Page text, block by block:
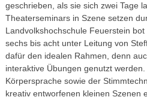
geschrieben, als sie sich zwei Tage
Theaterseminars in Szene setzen
Landvolkshochschule Feuerstein
sechs bis acht unter Leitung von
dafür den idealen Rahmen, denn
interaktive Übungen genutzt werden.
Körpersprache sowie der
kreativ entworfenen kleinen Szenen